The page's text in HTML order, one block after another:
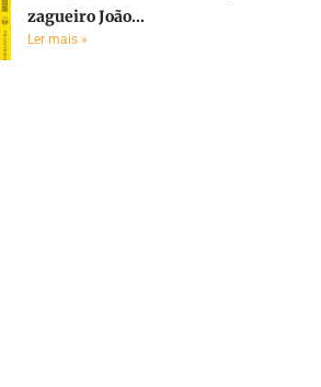
zagueiro João...
Ler mais »